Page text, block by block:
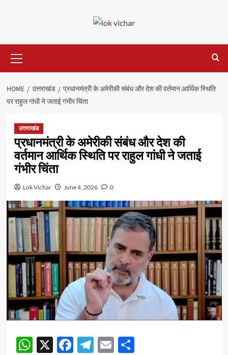
Menu
HOME उत्तराखंड
प्रधानमंत्री के अमेरीकी संबंध और देश की वर्तमान आर्थिक स्थिति
पर राहुल गांधी ने जताई गंभीर चिंता
उत्तराखंड
प्रधानमंत्री के अमेरीकी संबंध और देश की
वर्तमान आर्थिक स्थिति पर राहुल गांधी ने जताई
गंभीर चिंता
Lok Vichar June 4, 2026 0
WhatsApp
X Facebook
Telegram
EmailShare